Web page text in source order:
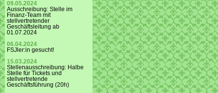
09.05.2024
Ausschreibung: Stelle im
Finanz-Team mit
stellvertretender
Geschäftsleitung ab
01.07.2024
06.04.2024
FSJler:in gesucht!
15.03.2024
Stellenausschreibung: Halbe
Stelle für Tickets und
stellvertretende
Geschäftsführung (20h)